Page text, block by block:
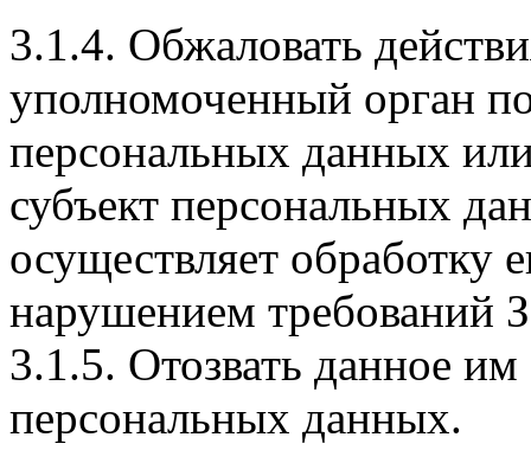
3.1.4. Обжаловать
уполномоченный орган
персональных данных
субъект персональных
осуществляет обработку
нарушением требований
3.1.5. Отозвать данное им
персональных данных.